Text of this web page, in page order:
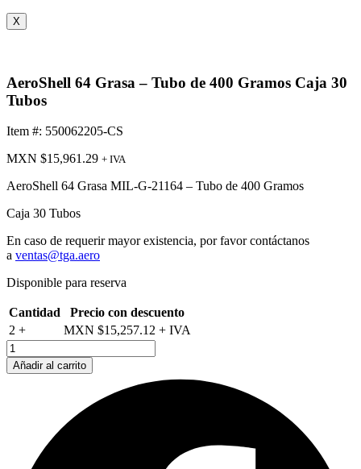
X
AeroShell 64 Grasa – Tubo de 400 Gramos Caja 30
Tubos
Item #: 550062205-CS
MXN $15,961.29 + IVA
AeroShell 64 Grasa MIL-G-21164 – Tubo de 400 Gramos
Caja 30 Tubos
En caso de requerir mayor existencia, por favor contáctanos
a ventas@tga.aero
Disponible para reserva
Cantidad
Precio con descuento
2 +
MXN $15,257.12
AeroShell
64
Grasa
Gramos
Añadir al carrito